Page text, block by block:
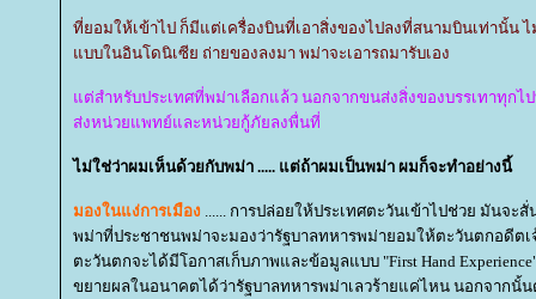
ที่ยอมให้เข้าไป ก็มีแต่เครื่องบินที่เอาสิ่งของไปลงที่สนามบินเท่านั้น
บบในอินโดนิเซีย ถ่ายของลงมา พม่าจะเอารถมารับเอง
ต่สำหรับประเทศที่พม่าเลือกแล้ว นอกจากขนส่งสิ่งของบรรเทาทุก
ส่งหน่วยแพทย์และหน่วยกู้ภัยลงพื่นที่
ไม่ใช่ว่าผมเห็นด้วยกับพม่า ..... แต่ถ้าผมเป็นพม่า ผมก็จะทำอย่างนี้
มองในแง่การเมือง ...... การปล่อยให้ประเทศตะวันเข้าไปช่วย มันจะ
พม่าที่ประชาชนพม่าจะมองว่ารัฐบาลทหารพม่ายอมให้ตะวันตกอดีต
ตะวันตกจะได้มีโอกาสเก็บภาพและข้อมูลแบบ "First Hand
ขยายผลในอนาคตได้ว่ารัฐบาลทหารพม่าเลวร้ายแค่ไหน นอกจากนั้น